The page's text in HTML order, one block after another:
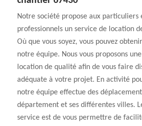
Notre société propose aux particuliers
professionnels un service de location
Où que vous soyez, vous pouvez
notre équipe. Nous vous proposons
location de qualité afin de vous faire
adéquate à votre projet. En activité
notre équipe effectue des
département et ses différentes villes.
service est de vous permettre de